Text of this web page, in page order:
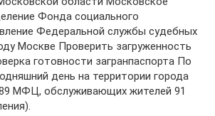
Фонда социального
Федеральной службы судебных
Москве Проверить загруженность
готовности загранпаспорта По
день на территории города
МФЦ, обслуживающих жителей 91